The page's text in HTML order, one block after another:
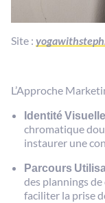
Site :
L’Approche
Identité
chromatique
instaurer une
Parcours
des plannings
faciliter la prise